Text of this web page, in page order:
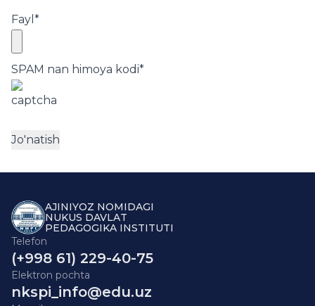
Fayl *
SPAM nan himoya kodi*
AJINIYOZ NOMIDAGI
NUKUS DAVLAT
PEDAGOGIKA INSTITUTI
Telefon
(+998 61) 229-40-75
Elektron pochta
nkspi_info@edu.uz